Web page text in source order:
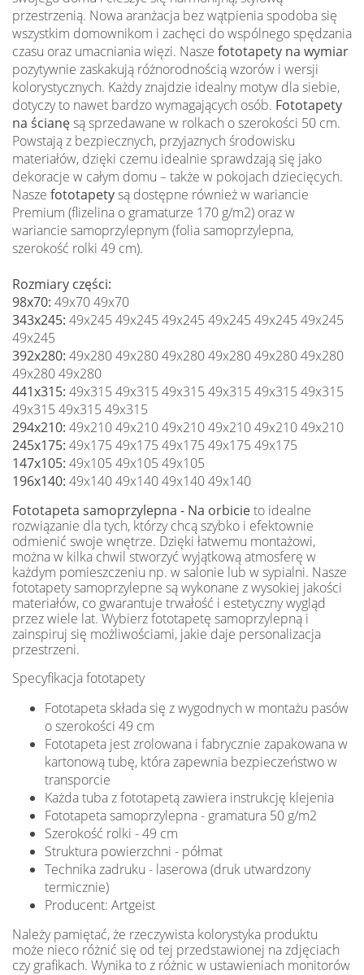
przestrzenią. Nowa aranżacja bez wątpienia spodoba się
wszystkim domownikom i zachęci do wspólnego spędzania
czasu oraz umacniania więzi. Nasze fototapety na wymiar
pozytywnie zaskakują różnorodnością wzorów i wersji
kolorystycznych. Każdy znajdzie idealny motyw dla siebie,
dotyczy to nawet bardzo wymagających osób. Fototapety
na ścianęsą sprzedawane w rolkach o szerokości 50 cm.
Powstają z bezpiecznych, przyjaznych środowisku
materiałów, dzięki czemu idealnie sprawdzają się jako
dekoracje w całym domu – także w pokojach dziecięcych.
Nasze fototapetysą dostępne również w wariancie
Premium (flizelina o gramaturze 170 g/m2) oraz w
wariancie samoprzylepnym (folia samoprzylepna,
szerokość rolki 49 cm).
Rozmiary części:
98x70: 49x70 49x70
343x245: 49x245 49x245 49x245 49x245 49x245 49x245
49x245
392x280: 49x280 49x280 49x280 49x280 49x280 49x280
49x280 49x280
441x315: 49x315 49x315 49x315 49x315 49x315 49x315
49x315 49x315 49x315
294x210: 49x210 49x210 49x210 49x210 49x210 49x210
245x175: 49x175 49x175 49x175 49x175 49x175
147x105: 49x105 49x105 49x105
196x140: 49x140 49x140 49x140 49x140
Fototapeta samoprzylepna - Na orbicieto idealne
rozwiązanie dla tych, którzy chcą szybko i efektownie
odmienić swoje wnętrze. Dzięki łatwemu montażowi,
można w kilka chwil stworzyć wyjątkową atmosferę w
każdym pomieszczeniu np. w salonie lub w sypialni. Nasze
fototapety samoprzylepne są wykonane z wysokiej jakości
materiałów, co gwarantuje trwałość i estetyczny wygląd
przez wiele lat. Wybierz fototapetę samoprzylepną i
zainspiruj się możliwościami, jakie daje personalizacja
przestrzeni.
Specyfikacja fototapety
Fototapeta składa się z wygodnych w montażu pasów
o szerokości 49 cm
Fototapeta jest zrolowana i fabrycznie zapakowana w
kartonową tubę, która zapewnia bezpieczeństwo w
transporcie
Każda tuba z fototapetą zawiera instrukcję klejenia
Fototapeta samoprzylepna - gramatura 50 g/m2
Szerokość rolki - 49 cm
Struktura powierzchni - półmat
Technika zadruku - laserowa (druk utwardzony
termicznie)
Producent: Artgeist
Należy pamiętać, że rzeczywista kolorystyka produktu
może nieco różnić się od tej przedstawionej na zdjęciach
czy grafikach. Wynika to z różnic w ustawieniach monitorów